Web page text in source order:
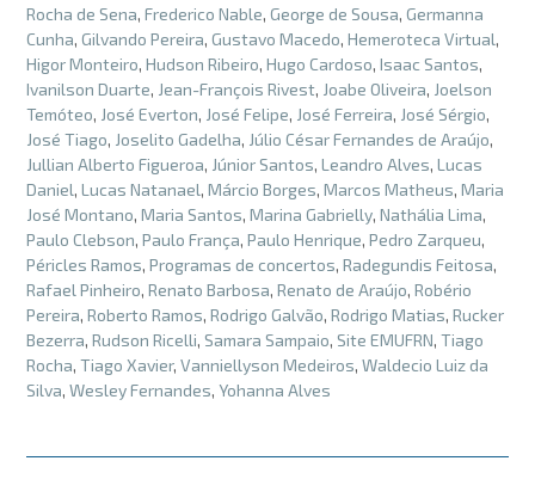
Rocha de Sena, Frederico Nable, George de Sousa, Germanna
Cunha, Gilvando Pereira, Gustavo Macedo, Hemeroteca Virtual,
Higor Monteiro, Hudson Ribeiro, Hugo Cardoso, Isaac Santos,
Ivanilson Duarte, Jean-François Rivest, Joabe Oliveira, Joelson
Temóteo, José Everton, José Felipe, José Ferreira, José Sérgio,
José Tiago, Joselito Gadelha, Júlio César Fernandes de Araújo,
Jullian Alberto Figueroa, Júnior Santos, Leandro Alves, Lucas
Daniel, Lucas Natanael, Márcio Borges, Marcos Matheus, Maria
José Montano, Maria Santos, Marina Gabrielly, Nathália Lima,
Paulo Clebson, Paulo França, Paulo Henrique, Pedro Zarqueu,
Péricles Ramos, Programas de concertos, Radegundis Feitosa,
Rafael Pinheiro, Renato Barbosa, Renato de Araújo, Robério
Pereira, Roberto Ramos, Rodrigo Galvão, Rodrigo Matias, Rucker
Bezerra, Rudson Ricelli, Samara Sampaio, Site EMUFRN, Tiago
Rocha, Tiago Xavier, Vanniellyson Medeiros, Waldecio Luiz da
Silva, Wesley Fernandes, Yohanna Alves